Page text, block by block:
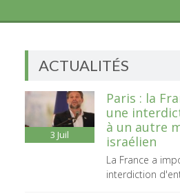
ACTUALITÉS
3 Juil
Paris : la
une
à un autre
israélien
La France a
interdiction